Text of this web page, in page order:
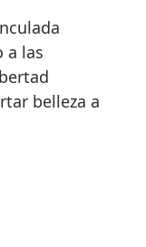
a las
belleza a